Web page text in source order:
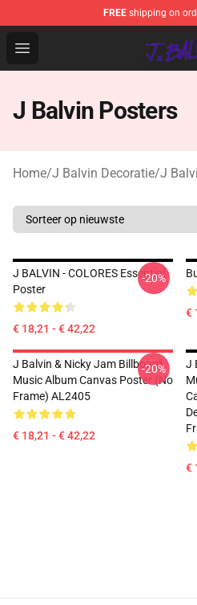
FREE shipping on
Open menu
J Balvin Store - Official J
J Balvin Posters
Home/J Balvin Decoratie/J
J BALVIN - COLORES Essential
Poster
€ 18,21 - € 42,22
-20%
€
J Balvin & Nicky Jam Billboard
Music Album Canvas Poster (No
Frame) AL2405
€ 18,21 - € 42,22
-20%
J
€